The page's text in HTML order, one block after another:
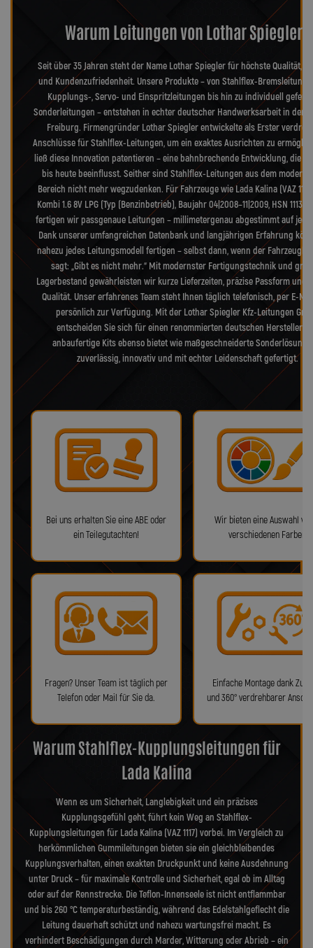
Warum Leitungen von Lothar Spiegler?
Seit über 35 Jahren steht der Name Lothar Spiegler für höchste Qualität,
und Kundenzufriedenheit. Unsere Produkte – von Stahlflex-
Kupplungs-, Servo- und Einspritzleitungen bis hin zu individuell
Sonderleitungen – entstehen in echter deutscher Handwerksarbeit in der
Freiburg. Firmengründer Lothar Spiegler entwickelte als Erster
Anschlüsse für Stahlflex-Leitungen, um ein exaktes Ausrichten zu
ließ diese Innovation patentieren – eine bahnbrechende Entwicklung, die
bis heute beeinflusst. Seither sind Stahlflex-Leitungen aus dem
Bereich nicht mehr wegzudenken. Für Fahrzeuge wie Lada Kalina (VAZ
Kombi 1.6 8V LPG (Typ (Benzinbetrieb), Baujahr 04|2008–11|2009, HSN 1113,
fertigen wir passgenaue Leitungen – millimetergenau abgestimmt auf
Dank unserer umfangreichen Datenbank und langjährigen Erfahrung
nahezu jedes Leitungsmodell fertigen – selbst dann, wenn der
sagt: „Gibt es nicht mehr.“ Mit modernster Fertigungstechnik und
Lagerbestand gewährleisten wir kurze Lieferzeiten, präzise Passform und
Qualität. Unser erfahrenes Team steht Ihnen täglich telefonisch, per E-
persönlich zur Verfügung. Mit der Lothar Spiegler Kfz-Leitungen
entscheiden Sie sich für einen renommierten deutschen Hersteller,
anbaufertige Kits ebenso bietet wie maßgeschneiderte
zuverlässig, innovativ und mit echter Leidenschaft gefertigt.
Bei uns erhalten Sie eine ABE oder
ein Teilegutachten!
Wir bieten eine Auswahl
verschiedenen Farben!
Fragen? Unser Team ist täglich per
Telefon oder Mail für Sie da.
Einfache Montage dank
und 360° verdrehbarer
Warum Stahlflex-Kupplungsleitungen für
Lada Kalina
Wenn es um Sicherheit, Langlebigkeit und ein präzises
Kupplungsgefühl geht, führt kein Weg an Stahlflex-
Kupplungsleitungen für Lada Kalina (VAZ 1117) vorbei. Im Vergleich zu
herkömmlichen Gummileitungen bieten sie ein gleichbleibendes
Kupplungsverhalten, einen exakten Druckpunkt und keine Ausdehnung
unter Druck – für maximale Kontrolle und Sicherheit, egal ob im Alltag
oder auf der Rennstrecke. Die Teflon-Innenseele ist nicht entflammbar
und bis 260 °C temperaturbeständig, während das Edelstahlgeflecht die
Leitung dauerhaft schützt und nahezu wartungsfrei macht. Es
verhindert Beschädigungen durch Marder, Witterung oder Abrieb – ein